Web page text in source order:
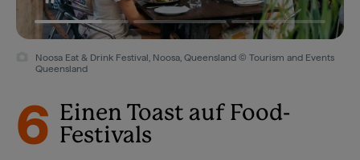
Noosa Eat & Drink Festival, Noosa, Queensland © Tourism and Events
Queensland
6
Einen Toast auf Food-
Festivals